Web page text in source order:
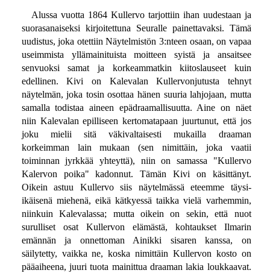
Alussa vuotta 1864 Kullervo tarjottiin ihan uudestaan ja
suorasanaiseksi kirjoitettuna Seuralle painettavaksi. Tämä
uudistus, joka otettiin Näytelmistön 3:nteen osaan, on vapaa
useimmista yllämainituista moitteen syistä ja ansaitsee
senvuoksi samat ja korkeammatkin kiitoslauseet kuin
edellinen. Kivi on Kalevalan Kullervonjutusta tehnyt
näytelmän, joka tosin osottaa hänen suuria lahjojaan, mutta
samalla todistaa aineen epädraamallisuutta. Aine on näet
niin Kalevalan epilliseen kertomatapaan juurtunut, että jos
joku mielii sitä väkivaltaisesti mukailla draaman
korkeimman lain mukaan (sen nimittäin, joka vaatii
toiminnan jyrkkää yhteyttä), niin on samassa "Kullervo
Kalervon poika" kadonnut. Tämän Kivi on käsittänyt.
Oikein astuu Kullervo siis näytelmässä eteemme täysi-
ikäisenä miehenä, eikä kätkyessä taikka vielä varhemmin,
niinkuin Kalevalassa; mutta oikein on sekin, että nuot
surulliset osat Kullervon elämästä, kohtaukset Ilmarin
emännän ja onnettoman Ainikki sisaren kanssa, on
säilytetty, vaikka ne, koska nimittäin Kullervon kosto on
pääaiheena, juuri tuota mainittua draaman lakia loukkaavat.